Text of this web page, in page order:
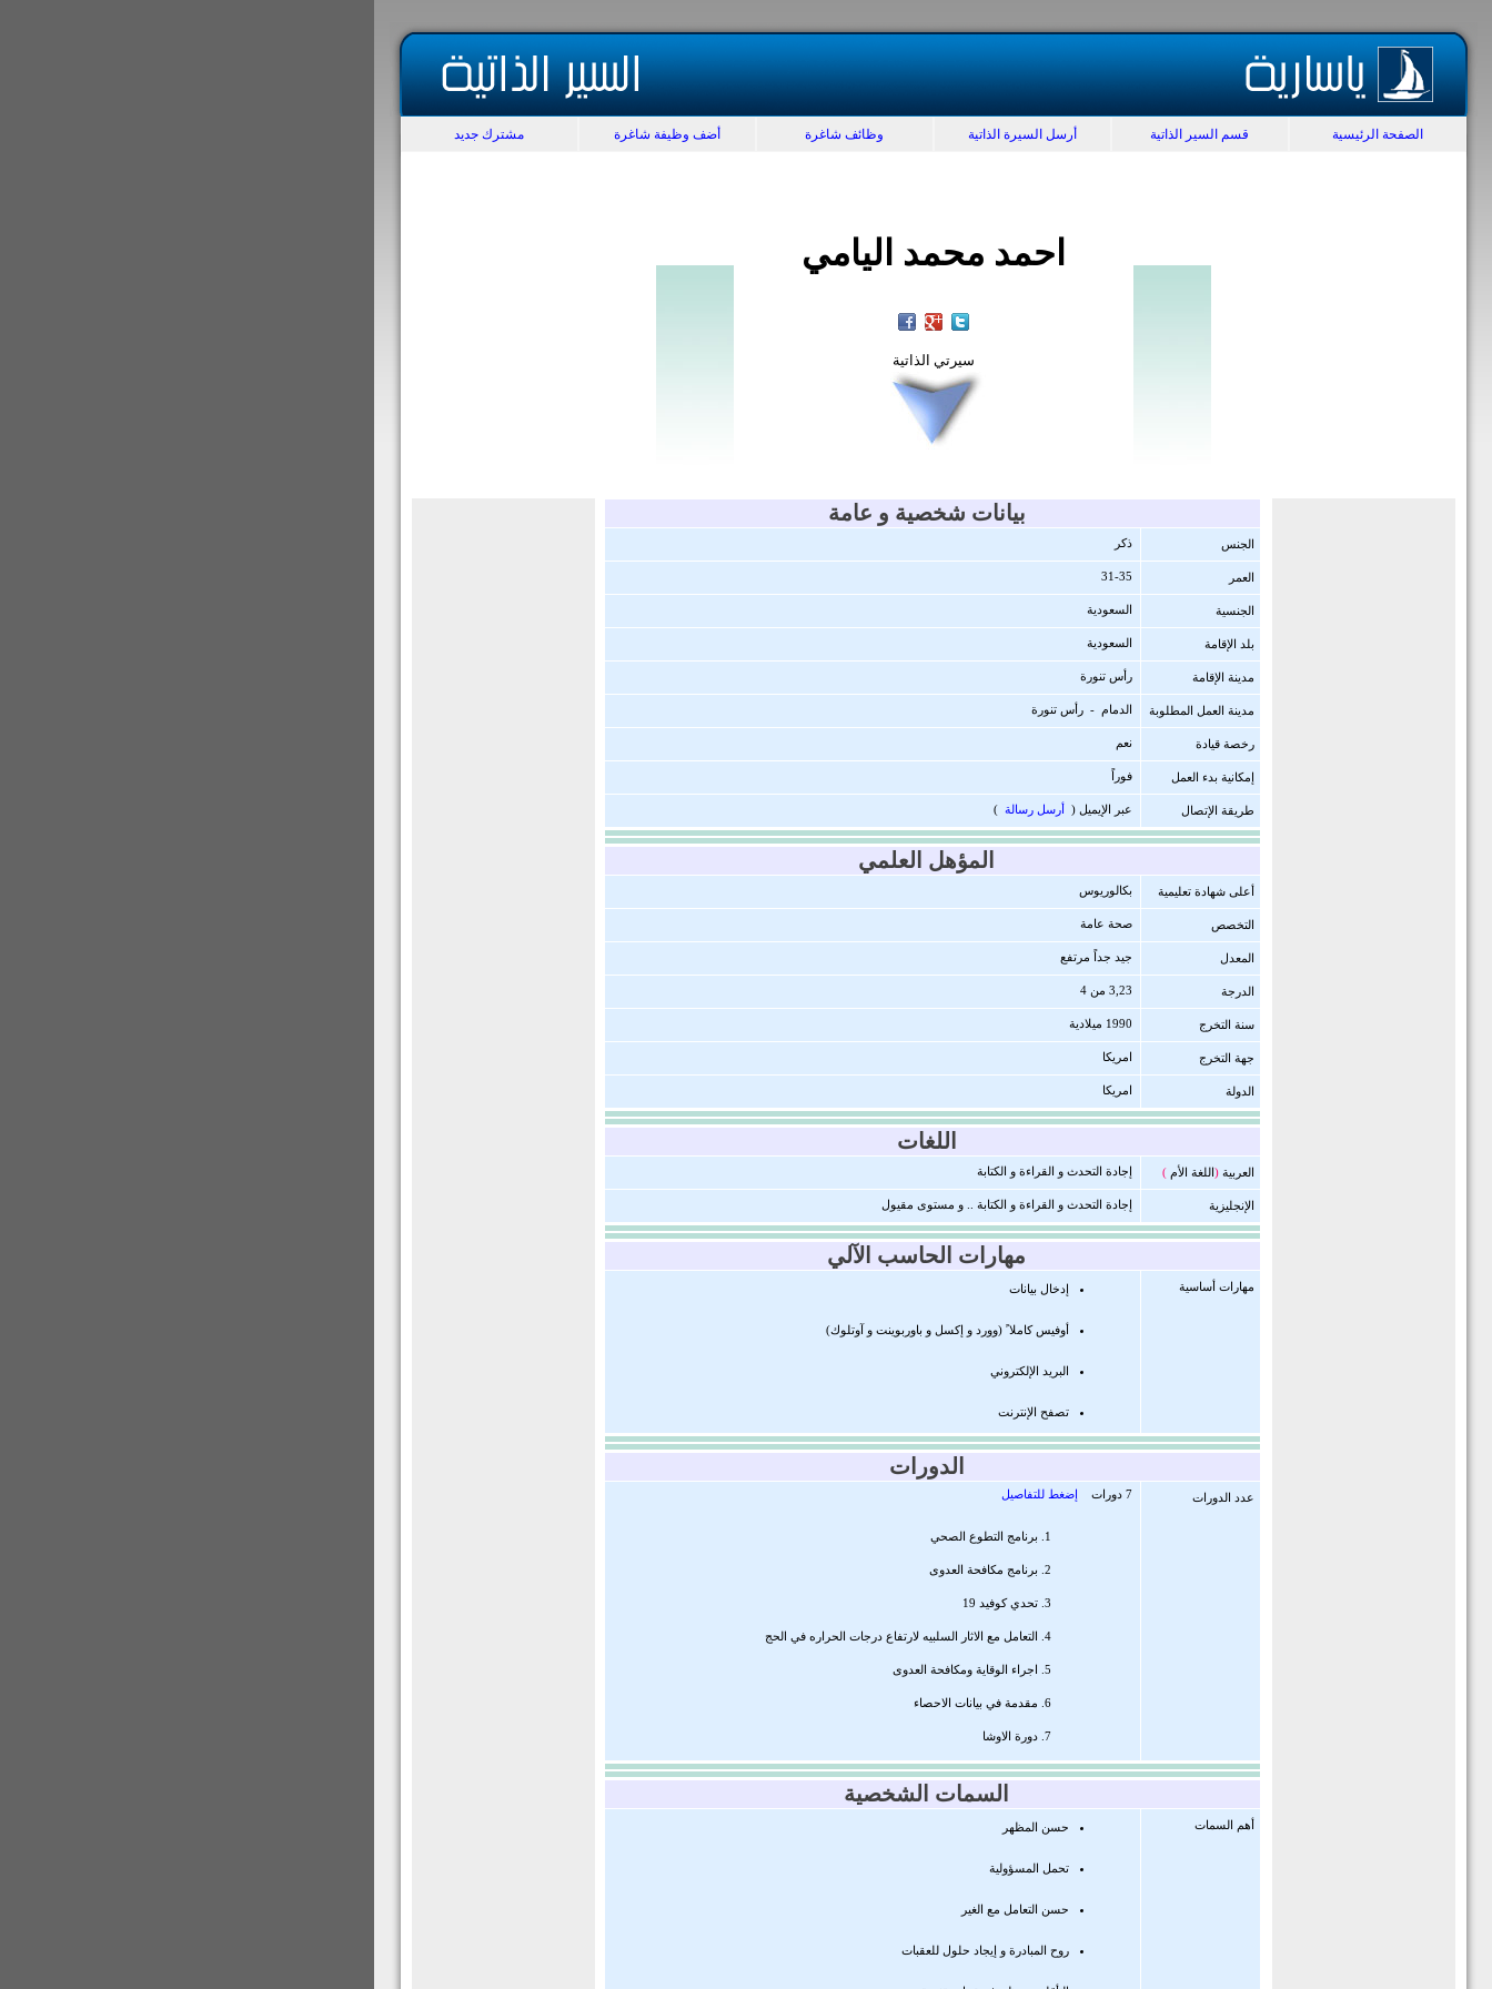
الصفحة الرئيسية قسم السير الذاتية أرسل السيرة الذاتية وظائف شاغرة أضف وظيفة شاغرة مشترك جديد
احمد محمد اليامي
سيرتي الذاتية
بيانات شخصية و عامة
الجنس ذكر
العمر 31-35
الجنسية السعودية
بلد الإقامة السعودية
مدينة الإقامة رأس تنورة
مدينة العمل المطلوبة الدمام - رأس تنورة
رخصة قيادة نعم
إمكانية بدء العمل فوراً
طريقة الإتصال عبر الإيميل (أرسل رسالة )
المؤهل العلمي
أعلى شهادة تعليمية بكالوريوس
التخصص صحة عامة
المعدل جيد جداً مرتفع
الدرجة 3,23 من 4
سنة التخرج 1990 ميلادية
جهة التخرج امريكا
الدولة امريكا
اللغات
العربية(اللغة الأم) إجادة التحدث و القراءة و الكتابة
الإنجليزية إجادة التحدث و القراءة و الكتابة .. و مستوى مقيول
مهارات الحاسب الآلي
مهارات أساسية إدخال بيانات
أوفيس كاملا ً (وورد و إكسل و باوربوينت و آوتلوك)
البريد الإلكتروني
تصفح الإنترنت
الدورات
عدد الدورات 7 دورات إضغط للتفاصيل
برنامج التطوع الصحي
برنامج مكافحة العدوى
تحدي كوفيد 19
التعامل مع الاثار السلبيه لارتفاع درجات الحراره في الحج
اجراء الوقاية ومكافحة العدوى
مقدمة في بيانات الاحصاء
دورة الاوشا
السمات الشخصية
أهم السمات حسن المظهر
تحمل المسؤولية
حسن التعامل مع الغير
روح المبادرة و إيجاد حلول للعقبات